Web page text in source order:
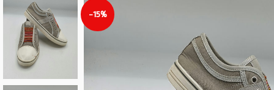
-15%